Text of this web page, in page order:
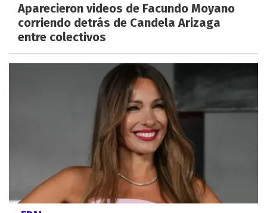
Aparecieron videos de Facundo Moyano
corriendo detrás de Candela Arizaga
entre colectivos